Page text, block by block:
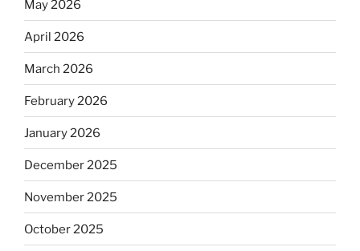
May 2026
April 2026
March 2026
February 2026
January 2026
December 2025
November 2025
October 2025